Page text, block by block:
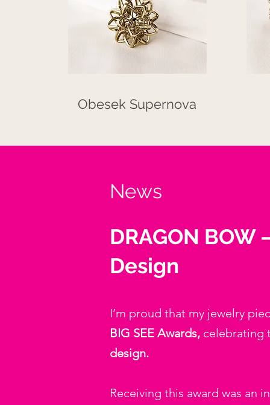
Obesek Supernova
News
DRAGON
Design
I’m proud that my jewelry
BIG SEE Awards, celebrating
design.
Receiving this award was